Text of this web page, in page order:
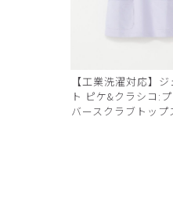
【工業洗濯対応】
ト ピケ&クラシコ:
バースクラブトップ